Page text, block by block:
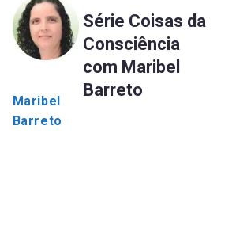
Maribel
Barreto
Série Coisas da
Consciência
com Maribel
Barreto